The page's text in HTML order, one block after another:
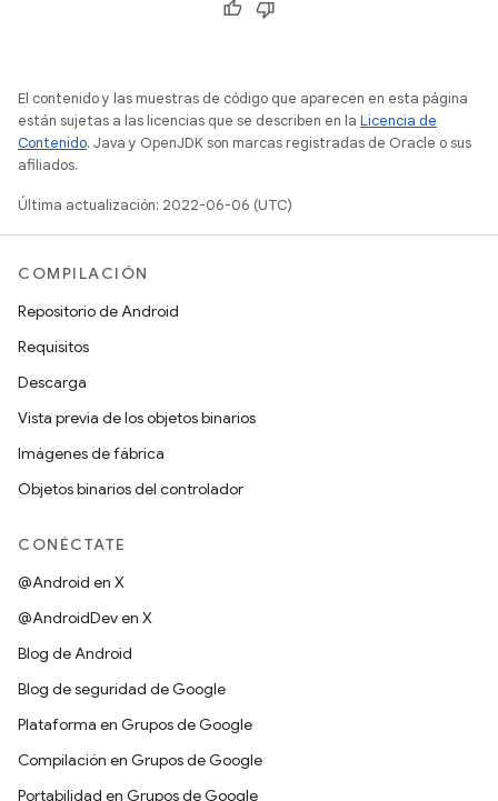
El contenido y las muestras de código que aparecen en esta página
están sujetas a las licencias que se describen en la Licencia de
Contenido. Java y OpenJDK son marcas registradas de Oracle o sus
afiliados.
Última actualización: 2022-06-06 (UTC)
COMPILACIÓN
Repositorio de Android
Requisitos
Descarga
Vista previa de los objetos binarios
Imágenes de fábrica
Objetos binarios del controlador
CONÉCTATE
@Android en X
@AndroidDev en X
Blog de Android
Blog de seguridad de Google
Plataforma en Grupos de Google
Compilación en Grupos de Google
Portabilidad en Grupos de Google